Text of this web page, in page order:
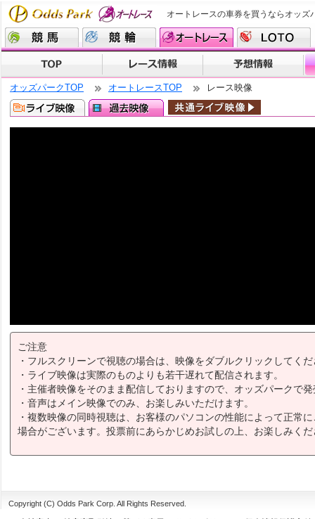
オートレースの車券を買うならオッズ
オッズパークTOP オートレースTOP レース映像
ご注意
・フルスクリーンで視聴の場合は、映像をダブルクリックしてく
・ライブ映像は実際のものよりも若干遅れて配信されます。
・主催者映像をそのまま配信しておりますので、オッズパークで
・音声はメイン映像でのみ、お楽しみいただけます。
・複数映像の同時視聴は、お客様のパソコンの性能によって正常
場合がございます。投票前にあらかじめお試しの上、お楽しみく
Copyright (C) Odds Park Corp. All Rights Reserved.